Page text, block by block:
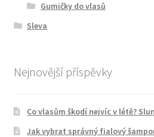
Gumičky do vlasů
Sleva
Nejnovější příspěvky
Co vlasům škodí nejvíc v létě?
Jak vybrat správný fialový